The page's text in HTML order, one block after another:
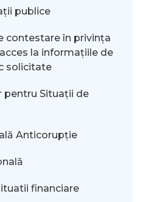
publice
contestare în privinţa
la informaţiile de
solicitate
pentru Situații de
Anticorupție
financiare